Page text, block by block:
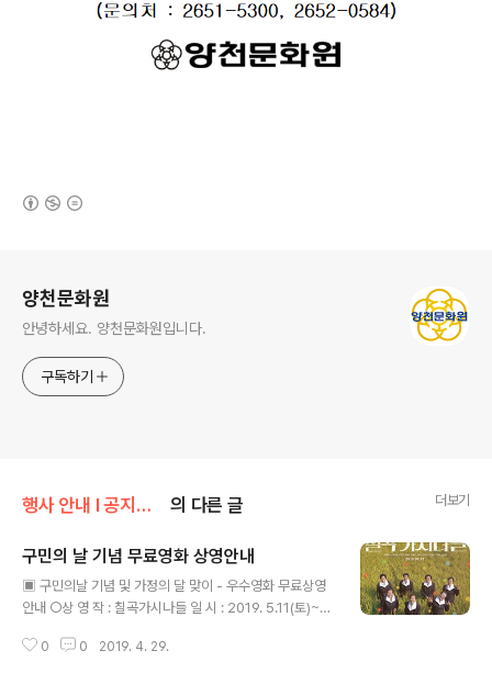
양천문화원
안녕하세요. 양천문화원입니다.
구독하기
행사 안내 Ι 공지사항/공지사항 의 다른 글 더보기
구민의 날 기념 무료영화 상영안내
▣ 구민의날 기념 및 가정의 달 맞이 - 우수영화 무료상영
안내 ○상 영 작 : 칠곡가시나들 일 시 : 2019. 5.11(토)~1
2회 12:00 3회 15:00 4회 17:00 5회 19:00 ※ 양천문
0 0 2019. 4. 29.